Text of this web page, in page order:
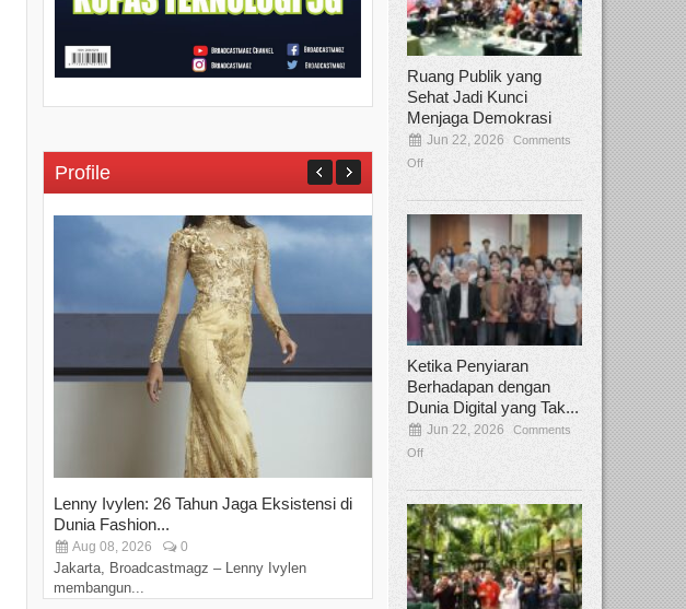
Profile
Lenny Ivylen: 26 Tahun Jaga Eksistensi di
Dunia Fashion...
Aug 08, 2026 0
Jakarta, Broadcastmagz – Lenny Ivylen
membangun...
Yan Senjaya, Kreativitas Lima
Sinema Indonesia
Dec 22, 2025 Comments Off
Jakarta, Broadcastmagz – Yan Senjaya
Ruang Publik yang
Sehat Jadi Kunci
Menjaga Demokrasi
Jun 22, 2026
Comments
Off
Ketika Penyiaran
Berhadapan dengan
Dunia Digital yang Tak...
Jun 22, 2026
Comments
Off